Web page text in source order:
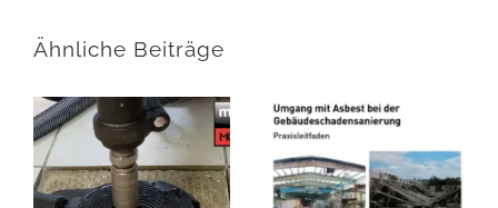
Ähnliche Beiträge